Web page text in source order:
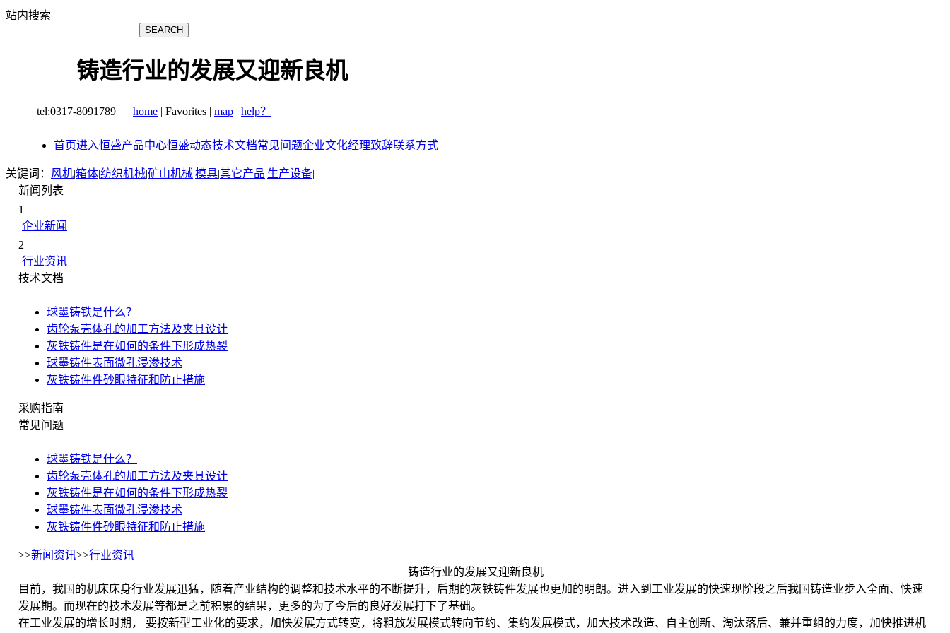
站内搜索
铸造行业的发展又迎新良机
tel:0317-8091789 home | Favorites | map | help？
首页进入恒盛产品中心恒盛动态技术文档常见问题企业文化经理致辞联系方式
关键词： 风机|箱体|纺织机械|矿山机械|模具|其它产品|生产设备|
新闻列表
1
企业新闻
2
行业资讯
技术文档
球墨铸铁是什么？
齿轮泵壳体孔的加工方法及夹具设计
灰铁铸件是在如何的条件下形成热裂
球墨铸件表面微孔浸渗技术
灰铁铸件件砂眼特征和防止措施
采购指南
常见问题
球墨铸铁是什么？
齿轮泵壳体孔的加工方法及夹具设计
灰铁铸件是在如何的条件下形成热裂
球墨铸件表面微孔浸渗技术
灰铁铸件件砂眼特征和防止措施
>>新闻资讯>>行业资讯
铸造行业的发展又迎新良机
目前，我国的机床床身行业发展迅猛，随着产业结构的调整和技术水平的不断提升，后期的灰铁铸件发展也更加的明朗。进入到工业发展的快速现阶段之后我国铸造业步入全面、快速
发展期。而现在的技术发展等都是之前积累的结果，更多的为了今后的良好发展打下了基础。
在工业发展的增长时期， 要按新型工业化的要求，加快发展方式转变，将粗放发展模式转向节约、集约发展模式，加大技术改造、自主创新、淘汰落后、兼并重组的力度，加快推进机